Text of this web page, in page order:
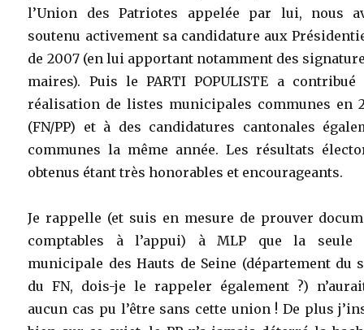
l’Union des Patriotes appelée par lui, nous
soutenu activement sa candidature aux
de 2007 (en lui apportant notamment des
maires). Puis le PARTI POPULISTE a
réalisation de listes municipales communes en
(FN/PP) et à des candidatures cantonales
communes la même année. Les résultats
obtenus étant très honorables et encourageants.
Je rappelle (et suis en mesure de prouver
comptables à l’appui) à MLP que la seule
municipale des Hauts de Seine (département du
du FN, dois-je le rappeler également ?)
aucun cas pu l’être sans cette union ! De plus